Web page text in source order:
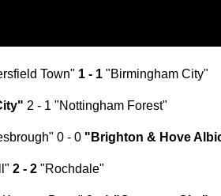
Town" 1 - 1 "Birmingham City"
2 - 1 "Nottingham Forest"
0 - 0 "Brighton & Hove
2 - 2 "Rochdale"